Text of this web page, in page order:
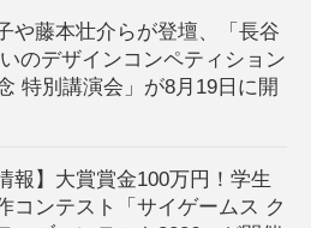
や藤本壮介らが登壇、「長谷
のデザインコンペティション
特別講演会」が8月19日に開
報】大賞賞金100万円！学生
コンテスト「サイゲームス ク